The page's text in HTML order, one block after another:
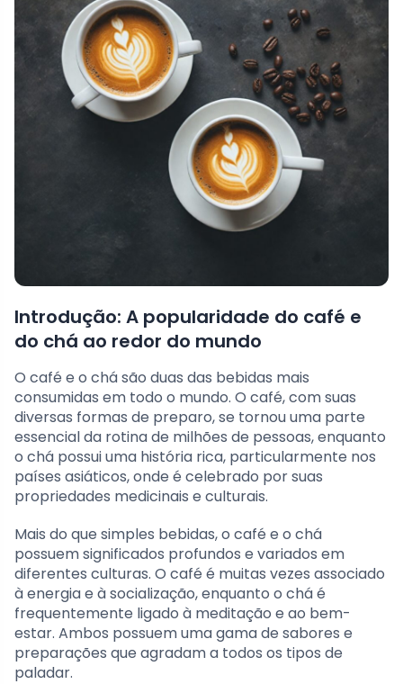
Introdução: A popularidade do café e
do chá ao redor do mundo
O café e o chá são duas das bebidas mais
consumidas em todo o mundo. O café, com suas
diversas formas de preparo, se tornou uma parte
essencial da rotina de milhões de pessoas, enquanto
o chá possui uma história rica, particularmente nos
países asiáticos, onde é celebrado por suas
propriedades medicinais e culturais.
Mais do que simples bebidas, o café e o chá
possuem significados profundos e variados em
diferentes culturas. O café é muitas vezes associado
à energia e à socialização, enquanto o chá é
frequentemente ligado à meditação e ao bem-
estar. Ambos possuem uma gama de sabores e
preparações que agradam a todos os tipos de
paladar.